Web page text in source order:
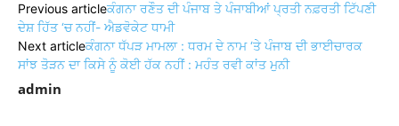
Previous articleਕੰਗਨਾ ਰਣੌਤ ਦੀ ਪੰਜਾਬ ਤੇ ਪੰਜਾਬੀਆਂ ਪ੍ਰਤੀ ਨਫ਼ਰਤੀ ਟਿੱਪਣੀ
ਦੇਸ਼ ਹਿੱਤ ‘ਚ ਨਹੀਂ- ਐਡਵੋਕੇਟ ਧਾਮੀ
Next articleਕੰਗਨਾ ਧੱਪੜ ਮਾਮਲਾ : ਧਰਮ ਦੇ ਨਾਮ ‘ਤੇ ਪੰਜਾਬ ਦੀ ਭਾਈਚਾਰਕ
ਸਾਂਝ ਤੋੜਨ ਦਾ ਕਿਸੇ ਨੂੰ ਕੋਈ ਹੱਕ ਨਹੀਂ : ਮਹੰਤ ਰਵੀ ਕਾਂਤ ਮੁਨੀ
admin